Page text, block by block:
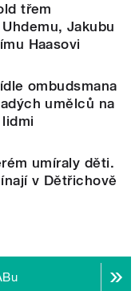
třem
Jakubu
Haasovi
ombudsmana
umělců na
umíraly děti.
v Dětřichově